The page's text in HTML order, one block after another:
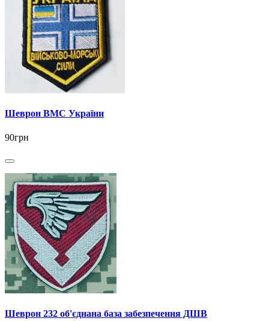
Шеврон ВМС України
90грн
Шеврон 232 об'єднана база забезпечення ДШВ